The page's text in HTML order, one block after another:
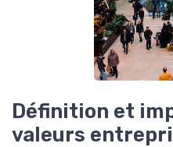
Définition et
valeurs